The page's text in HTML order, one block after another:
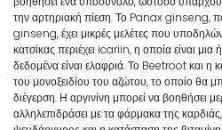
την αρτηριακή πίεση. Το Panax ginseng,
ginseng, έχει μικρές μελέτες που
κατσίκας περιέχει icariin, η οποία είναι
δεδομένα είναι ελαφριά. Το Beetroot και η
του μονοξειδίου του αζώτου, το οποίο θα
διέγερση. Η αργινίνη μπορεί να βοηθήσει
αλληλεπιδράσει με τα φάρμακα της